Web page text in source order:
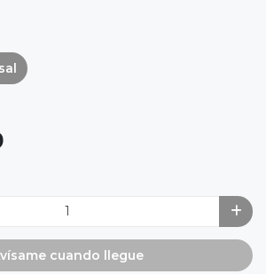
cuando llegue